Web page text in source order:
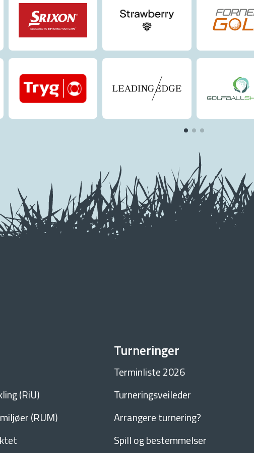
(RiU)
(RUM)
Turneringer
Terminliste 2026
Turneringsveileder
Arrangere turnering?
Spill og bestemmelser